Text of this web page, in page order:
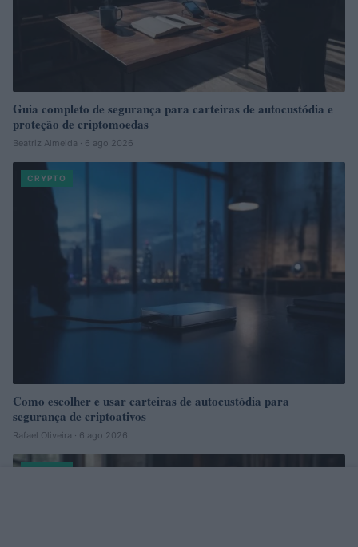
Guia completo de segurança para carteiras de autocustódia e
proteção de criptomoedas
Beatriz Almeida · 6 ago 2026
CRYPTO
Como escolher e usar carteiras de autocustódia para
segurança de criptoativos
Rafael Oliveira · 6 ago 2026
CRYPTO